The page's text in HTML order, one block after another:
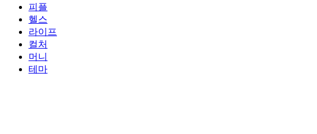
피플
헬스
라이프
컬처
머니
테마